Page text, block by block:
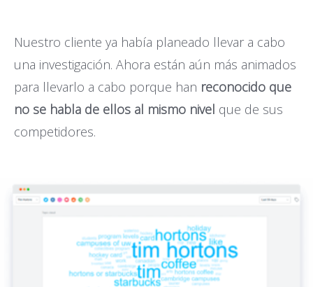
Nuestro cliente ya había planeado llevar a cabo
una investigación. Ahora están aún más animados
para llevarlo a cabo porque han reconocido que
no se habla de ellos al mismo nivel que de sus
competidores.